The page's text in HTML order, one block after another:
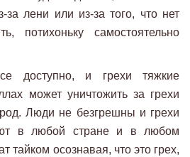
за лени или из-за того, что нет
потихоньку самостоятельно
доступно, и грехи тяжкие
может уничтожить за грехи
Люди не безгрешны и грехи
в любой стране и в любом
тайком осознавая, что это грех,